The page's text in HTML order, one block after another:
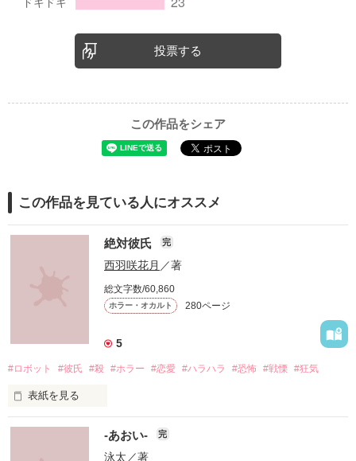
投票する
この作品をシェア
この作品を見ている人にオススメ
絶対彼氏 完
西羽咲花月 ／著
総文字数/60,860
ホラー・オカルト 280ページ
5
#ロボット #彼氏 #殺 #ホラー #恋愛 #ハラハラ #恐怖 #戦慄 #狂気
表紙を見る
「絶対彼氏」
‐あおい‐ 完
泳太／著